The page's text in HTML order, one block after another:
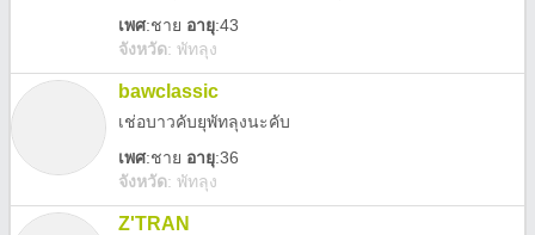
เพศ:ชาย อายุ:43
จังหวัด: พัทลุง
bawclassic
เช่อบาวคับยุพัทลุงนะคับ
เพศ:ชาย อายุ:36
จังหวัด: พัทลุง
Z'TRAN